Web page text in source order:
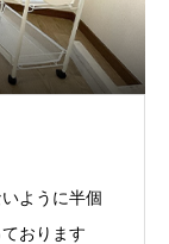
ように半個
おります